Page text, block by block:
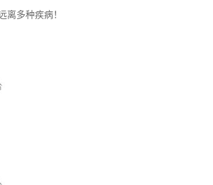
离多种疾病！